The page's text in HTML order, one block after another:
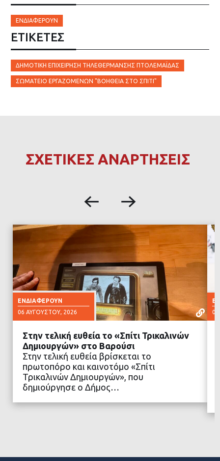
ΕΝΔΙΑΦΈΡΟΥΝ
ΕΤΙΚΈΤΕΣ
ΔΗΜΟΤΙΚΉ ΕΠΙΧΕΊΡΗΣΗ ΤΗΛΕΘΈΡΜΑΝΣΗΣ ΠΤΟΛΕΜΑΪ́ΔΑΣ
ΣΩΜΑΤΕΊΟ ΕΡΓΑΖΟΜΈΝΩΝ "ΒΟΉΘΕΙΑ ΣΤΟ ΣΠΊΤΙ"
ΣΧΕΤΙΚΕΣ ΑΝΑΡΤΗΣΕΙΣ
ΕΝΔΙΑΦΈΡΟΥΝ
06 ΑΥΓΟΎΣΤΟΥ, 2026
ΔΙΑΒΑΣΤΕ ΠΕΡΙΣΣΟΤΕΡΑ
Στην τελική ευθεία το «Σπίτι Τρικαλινών
Δημιουργών» στο Βαρούσι
Στην τελική ευθεία βρίσκεται το
πρωτοπόρο και καινοτόμο «Σπίτι
Τρικαλινών Δημιουργών», που
δημιούργησε ο Δήμος…